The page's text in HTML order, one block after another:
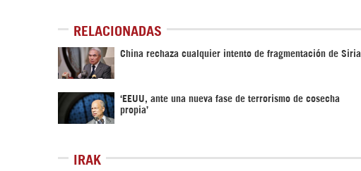
RELACIONADAS
China rechaza cualquier intento de fragmentación de Siria
‘EEUU, ante una nueva fase de terrorismo de cosecha
propia’
IRAK